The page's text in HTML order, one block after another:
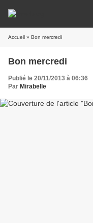
Accueil » Bon mercredi
Bon mercredi
Publié le 20/11/2013 à 06:36
Par Mirabelle